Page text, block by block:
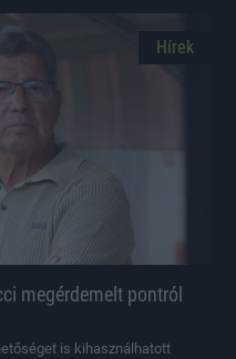
Hírek
megérdemelt pontról
is kihasználhatott